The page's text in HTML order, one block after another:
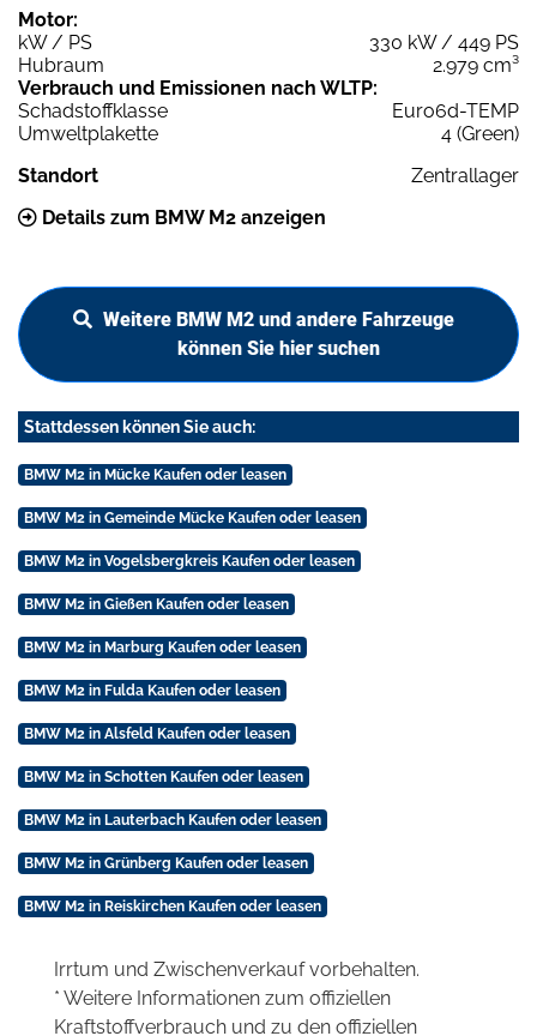
Motor:
kW / PS
330 kW / 449 PS
Hubraum
2.979 cm³
Verbrauch und Emissionen nach WLTP:
Schadstoffklasse
Euro6d-TEMP
Umweltplakette
4 (Green)
Standort
Zentrallager
Details zum BMW M2 anzeigen
Weitere BMW M2 und andere Fahrzeuge
können Sie hier suchen
Stattdessen können Sie auch:
BMW M2 in Mücke Kaufen oder leasen
BMW M2 in Gemeinde Mücke Kaufen oder leasen
BMW M2 in Vogelsbergkreis Kaufen oder leasen
BMW M2 in Gießen Kaufen oder leasen
BMW M2 in Marburg Kaufen oder leasen
BMW M2 in Fulda Kaufen oder leasen
BMW M2 in Alsfeld Kaufen oder leasen
BMW M2 in Schotten Kaufen oder leasen
BMW M2 in Lauterbach Kaufen oder leasen
BMW M2 in Grünberg Kaufen oder leasen
BMW M2 in Reiskirchen Kaufen oder leasen
Irrtum und Zwischenverkauf vorbehalten.
* Weitere Informationen zum offiziellen
Kraftstoffverbrauch und zu den offiziellen